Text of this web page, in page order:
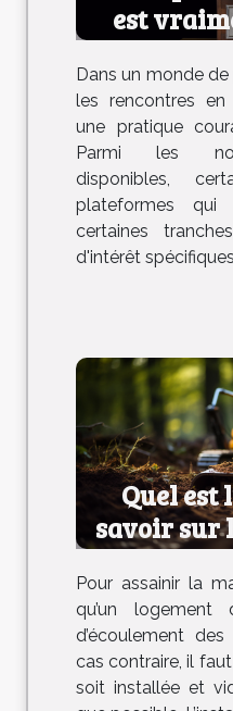
est
pour les
Dans un monde de
les rencontres
une pratique
Parmi les
disponibles,
plateformes qui
certaines
d'intérêt spécifiques.
Quel est
savoir sur
fosse
Pour assainir la
qu’un logement
d’écoulement
cas contraire, il
soit installée et